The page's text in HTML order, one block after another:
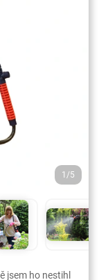
1/5
jsem ho nestihl